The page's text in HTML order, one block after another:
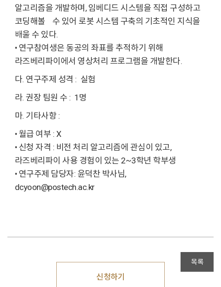
알고리즘을 개발하며, 임베디드 시스템을 직접 구성하고
코딩해볼 수 있어 로봇 시스템 구축의 기초적인 지식을
배울 수 있다.
• 연구참여생은 동공의 좌표를 추적하기 위해
라즈베리파이에서 영상처리 프로그램을 개발한다.
다. 연구주제 성격 : 실험
라. 권장 팀원 수 : 1명
마. 기타사항 :
• 월급 여부 : X
• 신청 자격 : 비전 처리 알고리즘에 관심이 있고,
라즈베리파이 사용 경험이 있는 2~3학년 학부생
• 연구주제 담당자: 윤덕찬 박사님,
dcyoon@postech.ac.kr
목록
신청하기